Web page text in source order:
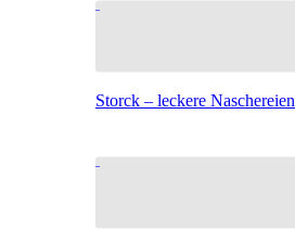
Storck – leckere Naschereien